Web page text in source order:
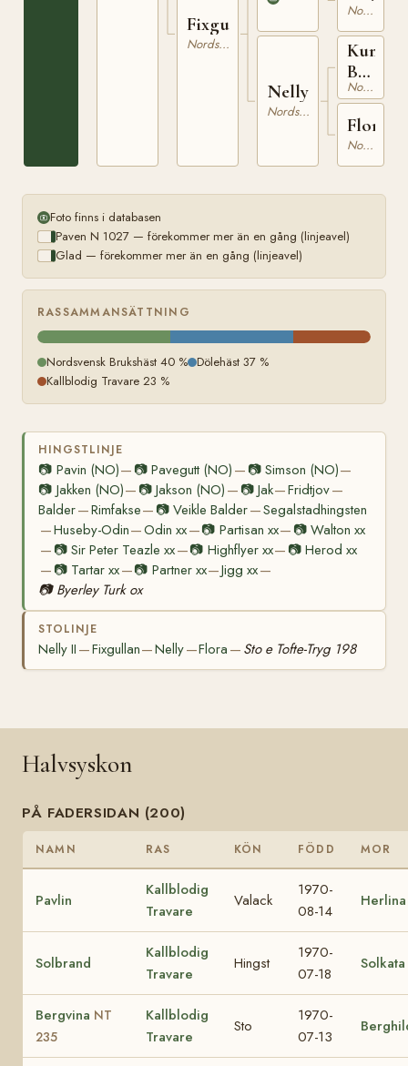
Fixgullan
Nordsvensk Brukshäst
Nelly
Nordsvensk Brukshäst
Nordsvensk Brukshäst
Kung
Bele
436
Nordsvensk Brukshäst
Flora
Nordsvensk Brukshäst
Foto finns i databasen
Paven N 1027 — förekommer mer än en gång (linjeavel)
Glad — förekommer mer än en gång (linjeavel)
RASSAMMANSÄTTNING
Nordsvensk Brukshäst 40 % Dölehäst 37 %
Kallblodig Travare 23 %
HINGSTLINJE
📷 Pavin (NO)— 📷Pavegutt (NO) — 📷 Simson (NO)—
📷 Jakken (NO)— 📷Jakson (NO) — 📷Jak—Fridtjov—
Balder—Rimfakse— 📷Veikle Balder—Segalstadhingsten
—Huseby-Odin—Odin xx—📷 Partisan xx— 📷Walton xx
— 📷Sir Peter Teazle xx—📷 Highflyer xx— 📷Herod xx
— 📷 Tartar xx—📷 Partner xx—Jigg xx—
📷 Byerley Turk ox
STOLINJE
Nelly II —Fixgullan—Nelly—Flora — Sto e Tofte-Tryg 198
Halvsyskon
PÅ FADERSIDAN (200)
NAMN RAS KÖN FÖDD MOR
Pavlin
Kallblodig
Travare
Valack
1970-
08-14
Herlina
Solbrand
Kallblodig
Travare
Hingst
1970-
07-18
Solkata
Bergvina NT
235
Kallblodig
Travare
Sto
1970-
07-13